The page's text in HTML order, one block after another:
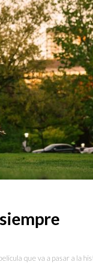
que va a pasar a la